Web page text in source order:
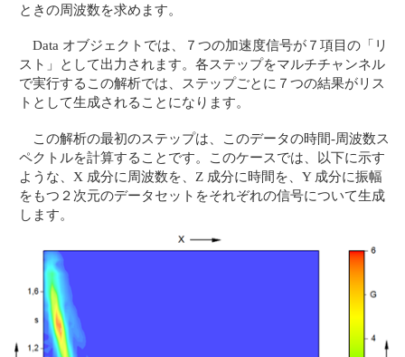
ときの周波数を求めます。
Data オブジェクトでは、７つの加速度信号が７項目の「リ
スト」として出力されます。各ステップをマルチチャンネル
で実行するこの解析では、ステップごとに７つの結果がリス
トとして生成されることになります。
この解析の最初のステップは、このデータの時間-周波数ス
ペクトルを計算することです。このケースでは、以下に示す
ような、X 成分に周波数を、Z 成分に時間を、Y 成分に振幅
をもつ２次元のデータセットをそれぞれの信号について生成
します。